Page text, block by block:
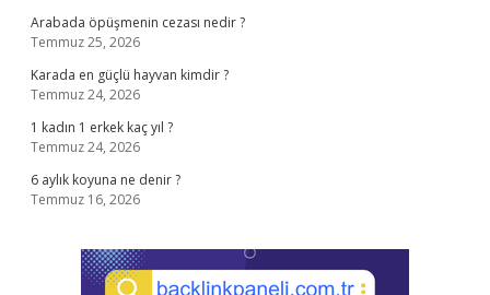
Arabada öpüşmenin cezası nedir ?
Temmuz 25, 2026
Karada en güçlü hayvan kimdir ?
Temmuz 24, 2026
1 kadın 1 erkek kaç yıl ?
Temmuz 24, 2026
6 aylık koyuna ne denir ?
Temmuz 16, 2026